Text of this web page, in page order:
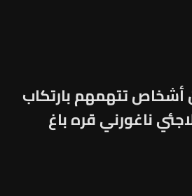
أشخاص تتهمهم بارتكاب
ناغورني قره باغ